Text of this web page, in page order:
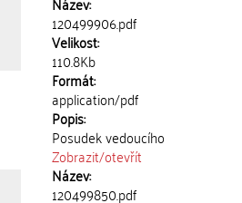
120499906.pdf
Velikost:
110.8Kb
Formát:
application/pdf
Popis:
Posudek vedoucího
Zobrazit/otevřít
Název:
120499850.pdf